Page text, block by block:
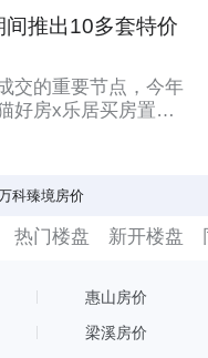
交的重要节点，今年
好房x乐居买房置业
科臻境房价
热门楼盘 新开楼盘
惠山房价
梁溪房价